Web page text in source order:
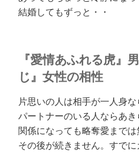
結婚してもずっと・・
『愛情あふれる虎』
じ』女性の相性
片思いの人は相手が一人身
パートナーのいる人ならあ
関係になっても略奪愛まで
その後が続きません。すでに